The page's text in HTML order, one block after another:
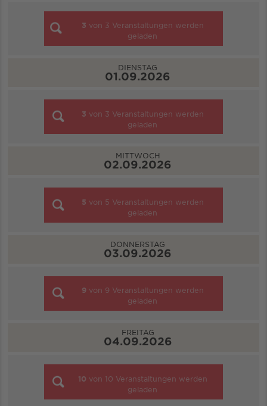
3 von 3 Veranstaltungen werden
geladen
DIENSTAG
01.09.2026
3 von 3 Veranstaltungen werden
geladen
MITTWOCH
02.09.2026
5 von 5 Veranstaltungen werden
geladen
DONNERSTAG
03.09.2026
9 von 9 Veranstaltungen werden
geladen
FREITAG
04.09.2026
10 von 10 Veranstaltungen werden
geladen